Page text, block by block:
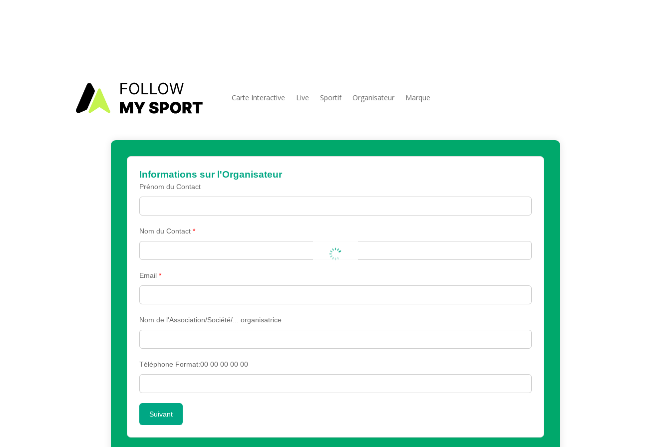
Carte Interactive Live Sportif Organisateur Marque
Informations sur l'Organisateur
Prénom du Contact
Nom du Contact *
Email *
Nom de l'Association/Société/... organisatrice
Téléphone Format:00 00 00 00 00
Suivant